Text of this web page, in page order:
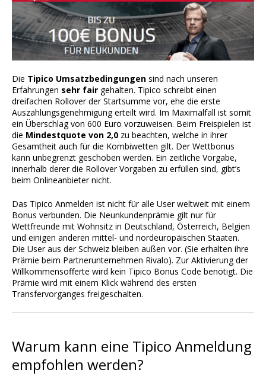
Die Tipico Umsatzbedingungen sind nach unseren
Erfahrungen sehr fair gehalten. Tipico schreibt einen
dreifachen Rollover der Startsumme vor, ehe die erste
Auszahlungsgenehmigung erteilt wird. Im Maximalfall ist somit
ein Überschlag von 600 Euro vorzuweisen. Beim Freispielen ist
die Mindestquote von 2,0 zu beachten, welche in ihrer
Gesamtheit auch für die Kombiwetten gilt. Der Wettbonus
kann unbegrenzt geschoben werden. Ein zeitliche Vorgabe,
innerhalb derer die Rollover Vorgaben zu erfüllen sind, gibt’s
beim Onlineanbieter nicht.
Das Tipico Anmelden ist nicht für alle User weltweit mit einem
Bonus verbunden. Die Neunkundenprämie gilt nur für
Wettfreunde mit Wohnsitz in Deutschland, Österreich, Belgien
und einigen anderen mittel- und nordeuropäischen Staaten.
Die User aus der Schweiz bleiben außen vor. (Sie erhalten ihre
Prämie beim Partnerunternehmen Rivalo). Zur Aktivierung der
Willkommensofferte wird kein Tipico Bonus Code benötigt. Die
Prämie wird mit einem Klick während des ersten
Transfervorganges freigeschalten.
Warum kann eine Tipico Anmeldung
empfohlen werden?